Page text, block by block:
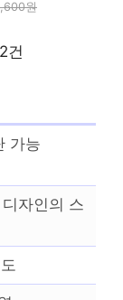
원
건
가능
자인의 스